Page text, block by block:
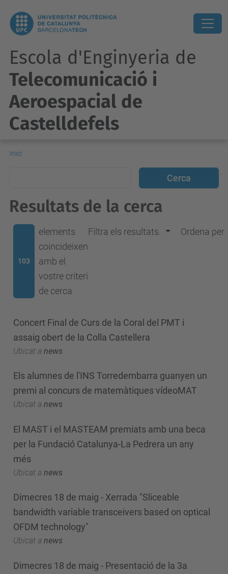
Escola d'Enginyeria de
Telecomunicació i
Aeroespacial de
Castelldefels
Inici
Resultats de la cerca
103
elements
coincideixen
amb el
vostre criteri
de cerca
Filtra els resultats. Ordena per
Concert Final de Curs de la Coral del PMT i
assaig obert de la Colla Castellera
Ubicat a news
Els alumnes de l'INS Torredembarra guanyen un
premi al concurs de matemàtiques vídeoMAT
Ubicat a news
El MAST i el MASTEAM premiats amb una beca
per la Fundació Catalunya-La Pedrera un any
més
Ubicat a news
Dimecres 18 de maig - Xerrada "Sliceable
bandwidth variable transceivers based on optical
OFDM technology"
Ubicat a news
Dimecres 18 de maig - Presentació de la 3a